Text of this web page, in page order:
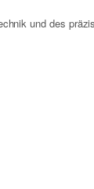
und des